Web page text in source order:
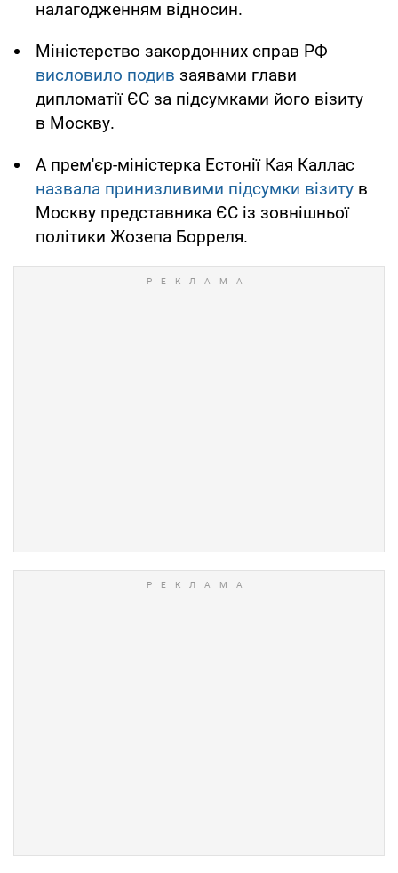
налагодженням відносин.
Міністерство закордонних справ РФ
висловило подив заявами глави
дипломатії ЄС за підсумками його візиту
в Москву.
А прем'єр-міністерка Естонії Кая Каллас
назвала принизливими підсумки візиту в
Москву представника ЄС із зовнішньої
політики Жозепа Борреля.